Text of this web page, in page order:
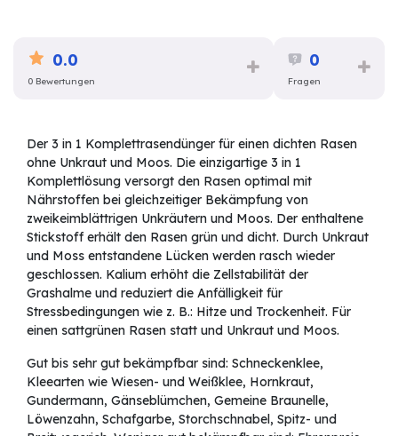
0.0
0 Bewertungen
0
Fragen
Der 3 in 1 Komplettrasendünger für einen dichten Rasen
ohne Unkraut und Moos. Die einzigartige 3 in 1
Komplettlösung versorgt den Rasen optimal mit
Nährstoffen bei gleichzeitiger Bekämpfung von
zweikeimblättrigen Unkräutern und Moos. Der enthaltene
Stickstoff erhält den Rasen grün und dicht. Durch Unkraut
und Moss entstandene Lücken werden rasch wieder
geschlossen. Kalium erhöht die Zellstabilität der
Grashalme und reduziert die Anfälligkeit für
Stressbedingungen wie z. B.: Hitze und Trockenheit. Für
einen sattgrünen Rasen statt und Unkraut und Moos.
Gut bis sehr gut bekämpfbar sind: Schneckenklee,
Kleearten wie Wiesen- und Weißklee, Hornkraut,
Gundermann, Gänseblümchen, Gemeine Braunelle,
Löwenzahn, Schafgarbe, Storchschnabel, Spitz- und